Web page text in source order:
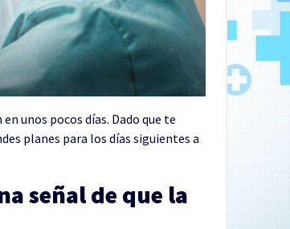
unos pocos días. Dado que te
planes para los días siguientes a
señal de que la